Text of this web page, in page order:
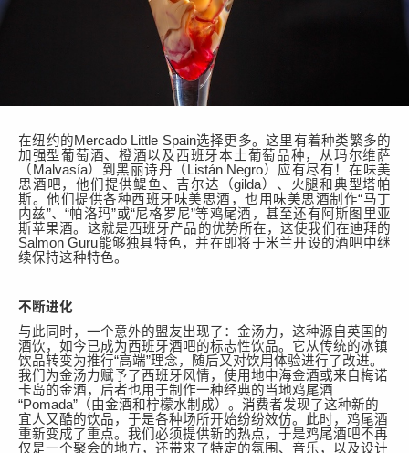
在纽约的Mercado Little Spain选择更多。 这里有着种类繁多的
加强型葡萄酒、橙酒以及西班牙本土葡萄品种， 从玛尔维萨
（ Malvasía） 到黑丽诗丹（ Listán Negro）应有尽有！ 在 味美
思酒吧，他们提供鳀鱼、吉尔达 （gilda） 、火腿和典型塔帕
斯。他们提供各种西班牙味美思酒，也用 味美思酒制作“马丁
内兹”、“帕洛玛”或“尼格罗尼”等鸡尾酒，甚至还有阿斯图里亚
斯苹果酒。这就是西班牙产品的优势所在，这使我们在迪拜的
Salmon Guru能够独具特色，并在即将于米兰开设的酒吧中继
续保持这种特色。
不断进化
与此同时，一个意外的盟友出现了：金汤力，这种源自英国的
酒饮，如今已成为西班牙酒吧的标志性饮品。它从传统的冰镇
饮品转变为推行“高端”理念，随后又对饮用体验进行了改进。
我们 为金汤力赋予了西班牙风情，使用地中海金酒或来自梅诺
卡岛的金酒，后者也用于制作一种经典的当地鸡尾酒
“Pomada” （由金酒和柠檬水制成）。消费者发现了这种新的
宜人又酷的饮品， 于是各种场所开始纷纷效仿。 此时，鸡尾酒
重新变成了重点。我们必须提供新的热点， 于是鸡尾酒吧不再
仅是一个聚会的地方，还带来了特定的氛围、音乐，以及设计